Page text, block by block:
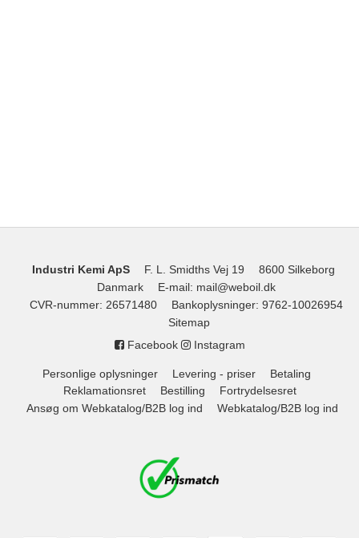
Industri Kemi ApS F. L. Smidths Vej 19
8600 Silkeborg
Danmark
E-mail: mail@weboil.dk
CVR-nummer: 26571480 Bankoplysninger: 9762-10026954
Sitemap
Facebook
Instagram
Personlige oplysninger Levering - priser
Betaling
Reklamationsret
Bestilling
Fortrydelsesret
Ansøg om Webkatalog/B2B log ind
Webkatalog/B2B log ind